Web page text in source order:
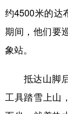
约4500米的达
期间，他们要
象站。
抵达山脚后
工具踏雪上山